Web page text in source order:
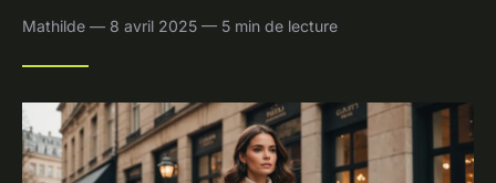
Mathilde — 8 avril 2025 — 5 min de lecture